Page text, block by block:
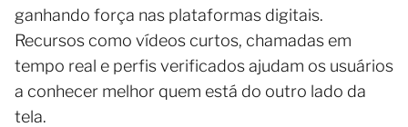
ganhando força nas plataformas digitais.
Recursos como vídeos curtos, chamadas em
tempo real e perfis verificados ajudam os usuários
a conhecer melhor quem está do outro lado da
tela.